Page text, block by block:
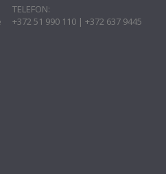
TELEFON:
+372 51 990 110 | +372 637 9445